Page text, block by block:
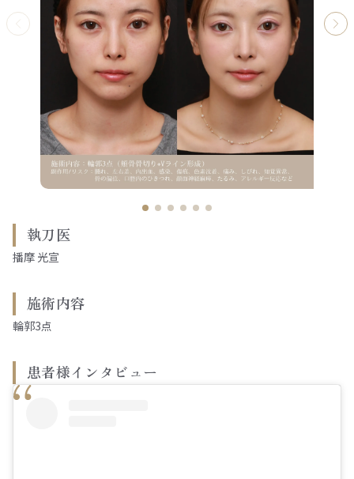
執刀医
播摩 光宣
施術内容
輪郭3点
患者様インタビュー